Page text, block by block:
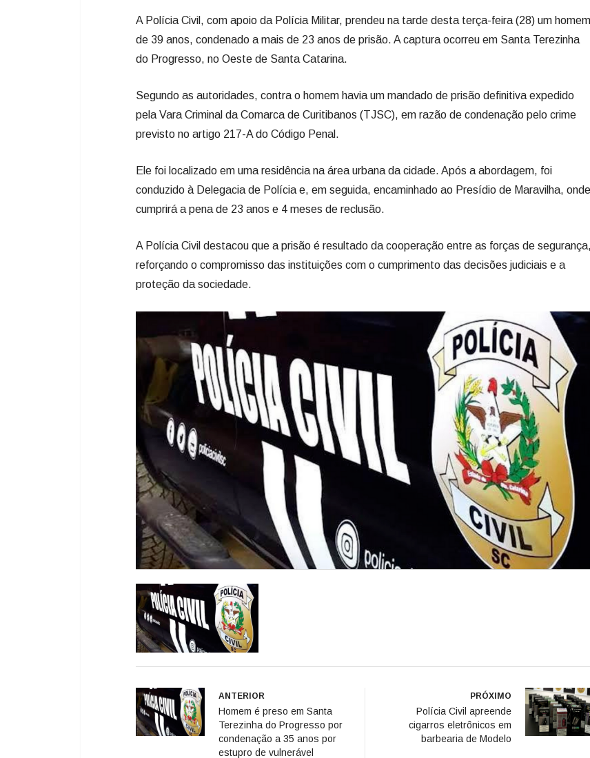
A Polícia Civil, com apoio da Polícia Militar, prendeu na tarde desta terça-feira (28) um homem
de 39 anos, condenado a mais de 23 anos de prisão. A captura ocorreu em Santa Terezinha
do Progresso, no Oeste de Santa Catarina.
Segundo as autoridades, contra o homem havia um mandado de prisão definitiva expedido
pela Vara Criminal da Comarca de Curitibanos (TJSC), em razão de condenação pelo crime
previsto no artigo 217-A do Código Penal.
Ele foi localizado em uma residência na área urbana da cidade. Após a abordagem, foi
conduzido à Delegacia de Polícia e, em seguida, encaminhado ao Presídio de Maravilha, onde
cumprirá a pena de 23 anos e 4 meses de reclusão.
A Polícia Civil destacou que a prisão é resultado da cooperação entre as forças de segurança,
reforçando o compromisso das instituições com o cumprimento das decisões judiciais e a
proteção da sociedade.
ANTERIOR
Homem é preso em Santa
Terezinha do Progresso por
condenação a 35 anos por
estupro de vulnerável
PRÓXIMO
Polícia Civil apreende
cigarros eletrônicos em
barbearia de Modelo